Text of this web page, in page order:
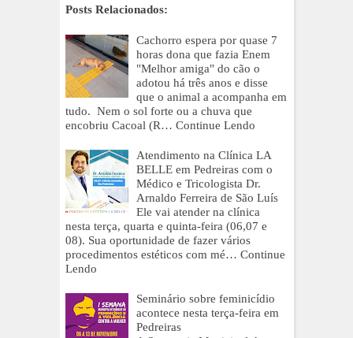
Posts Relacionados:
Cachorro espera por quase 7
horas dona que fazia Enem
"Melhor amiga" do cão o
adotou há três anos e disse
que o animal a acompanha em
tudo. Nem o sol forte ou a chuva que
encobriu Cacoal (R… Continue Lendo
Atendimento na Clínica LA
BELLE em Pedreiras com o
Médico e Tricologista Dr.
Arnaldo Ferreira de São Luís
Ele vai atender na clínica
nesta terça, quarta e quinta-feira (06,07 e
08). Sua oportunidade de fazer vários
procedimentos estéticos com mé… Continue
Lendo
Seminário sobre feminicídio
acontece nesta terça-feira em
Pedreiras